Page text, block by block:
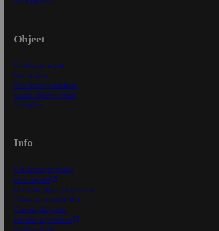
Ohjeet
Ensitilaajan ohjeet
Näin maksat
Näin tilaat ja muokkaat
Kaikki ohjeet ja vinkit
In English
Info
S-Business yrityksille
Oiva-raportit
Osuuskauppojen yhteystiedot
Tilaus- ja toimitusehdot
Tietosuojakäytäntö
Palvelun käyttöehdot